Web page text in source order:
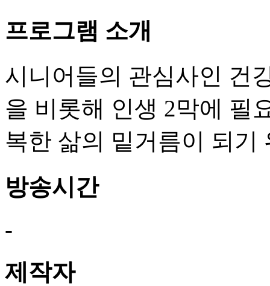
프로그램 소개
시니어들의 관심사인 건
을 비롯해 인생 2막에 필
복한 삶의 밑거름이 되기
방송시간
-
제작자